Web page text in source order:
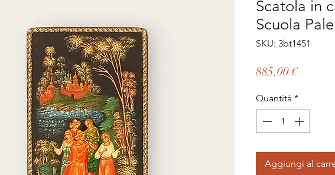
Scatola in
Scuola
SKU: 3bt1451
885,00 €Prezzo
Quantità *
Aggiungi al